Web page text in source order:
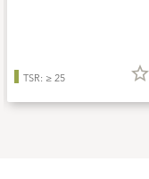
TSR: ≥ 25 star_border